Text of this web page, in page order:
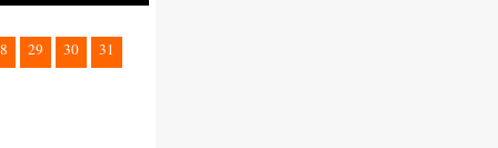
29 30
31